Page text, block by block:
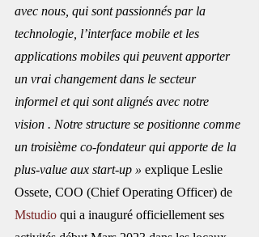
avec nous, qui sont passionnés par la
technologie, l’interface mobile et les
applications mobiles qui peuvent apporter
un vrai changement dans le secteur
informel et qui sont alignés avec notre
vision . Notre structure se positionne comme
un troisième co-fondateur qui apporte de la
plus-value aux start-up » explique Leslie
Ossete, COO (Chief Operating Officer) de
Mstudio qui a inauguré officiellement ses